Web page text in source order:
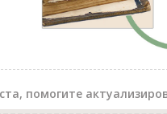
помогите